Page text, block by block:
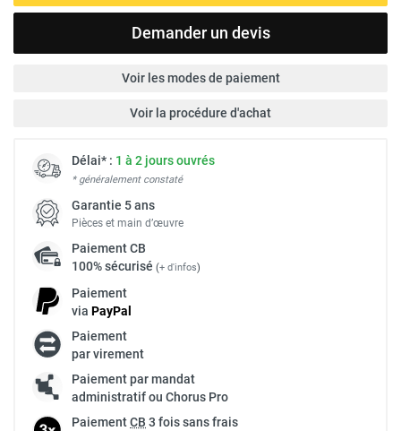
Demander un devis
Voir les modes de paiement
Voir la procédure d'achat
Délai* : 1 à 2 jours ouvrés
* généralement constaté
Garantie 5 ans
Pièces et main d’œuvre
PaiementCB
100% sécurisé (+ d'infos)
Paiement
via PayPal
Paiement
par virement
Paiement par mandat
administratif ou Chorus Pro
PaiementCB 3 fois sans frais